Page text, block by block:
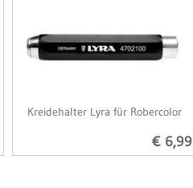
Kreidehalter Lyra für Robercolor
€ 6,99